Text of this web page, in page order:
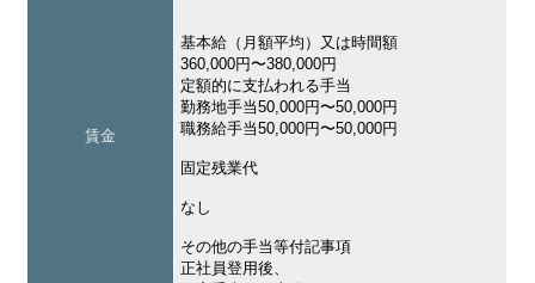
賃金
基本給（月額平均）又は時間額
360,000円〜380,000円
定額的に支払われる手当
勤務地手当50,000円〜50,000円
職務給手当50,000円〜50,000円
固定残業代
なし
その他の手当等付記事項
正社員登用後、